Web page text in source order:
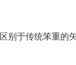
别于传统笨重的